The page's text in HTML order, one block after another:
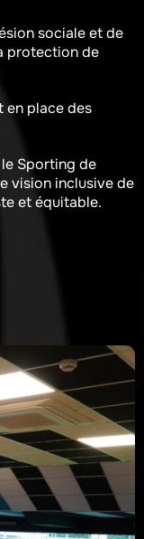
sociale et de
protection de
en place des
Sporting de
vision inclusive de
et équitable.